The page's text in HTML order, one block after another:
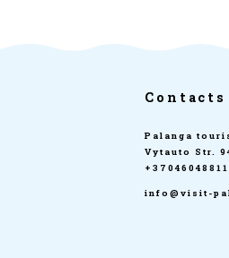
Contacts
Palanga
Vytauto Str.
+37046048811
info@visit-